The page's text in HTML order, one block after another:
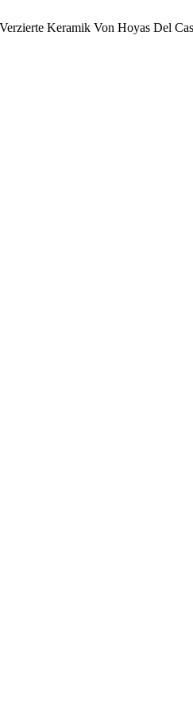
Keramik Von Hoyas Del